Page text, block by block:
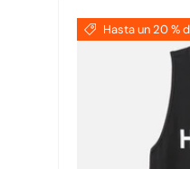
Hasta un 20 %